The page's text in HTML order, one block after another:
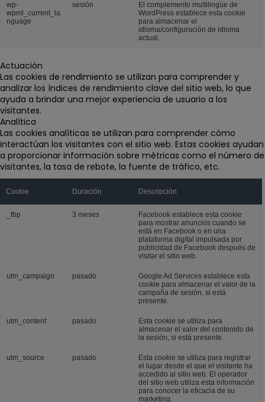
wp-
wpml_current_la
nguage
sesión
El complemento multilingüe de
WordPress establece esta cookie
para almacenar el
idioma/configuración de idioma
actual.
Actuación
Las cookies de rendimiento se utilizan para comprender y
analizar los índices de rendimiento clave del sitio web, lo que
ayuda a brindar una mejor experiencia de usuario a los
visitantes.
Analítica
Las cookies analíticas se utilizan para comprender cómo
interactúan los visitantes con el sitio web. Estas cookies ayudan
a proporcionar información sobre métricas como el número de
visitantes, la tasa de rebote, la fuente de tráfico, etc.
Cookie Duración Descripción
_fbp 3 meses
Facebook establece esta cookie
para mostrar anuncios cuando se
está en Facebook o en una
plataforma digital impulsada por
publicidad de Facebook después de
visitar el sitio web.
utm_campaign pasado
Google Ad Services establece esta
cookie para almacenar el valor de la
campaña de sesión, si está
presente.
utm_content pasado
Esta cookie se utiliza para
almacenar el valor del contenido de
la sesión, si está presente.
utm_source pasado
Esta cookie se utiliza para registrar
el lugar desde el que el visitante ha
accedido al sitio web. El operador
del sitio web utiliza esta información
para conocer la eficacia de su
marketing.